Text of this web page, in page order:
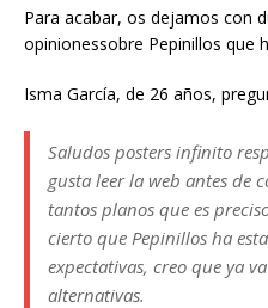
Para acabar, os dejamos con
opinionessobre Pepinillos que
Isma García, de 26 años,
Saludos posters infinito
gusta leer la web antes de
tantos planos que es
cierto que Pepinillos ha
expectativas, creo que ya
alternativas.